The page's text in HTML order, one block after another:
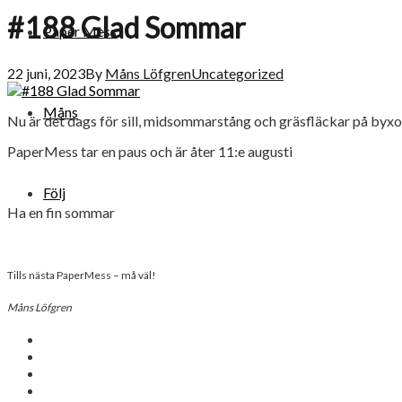
Paper Mess
Måns
Följ
#188 Glad Sommar
22 juni, 2023By Måns LöfgrenUncategorized
Nu är det dags för sill, midsommarstång och gräsfläckar på
PaperMess tar en paus och är åter 11:e augusti
Ha en fin sommar
Tills nästa PaperMess – må väl!
Måns Löfgren